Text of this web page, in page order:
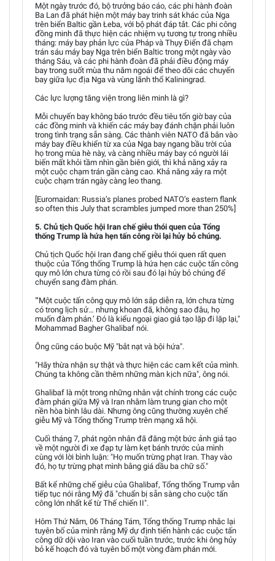
Một ngày trước đó, bộ trưởng báo cáo, các phi hành đoàn
Ba Lan đã phát hiện một máy bay trinh sát khác của Nga
trên biển Baltic gần Łeba, với bộ phát đáp tắt. Các phi công
đồng minh đã thực hiện các nhiệm vụ tương tự trong nhiều
tháng: máy bay phản lực của Pháp và Thụy Điển đã chạm
trán sáu máy bay Nga trên biển Baltic trong một ngày vào
tháng Sáu, và các phi hành đoàn đã phải điều động máy
bay trong suốt mùa thu năm ngoái để theo dõi các chuyến
bay giữa lục địa Nga và vùng lãnh thổ Kaliningrad.
Các lực lượng tăng viện trong liên minh là gì?
Mỗi chuyến bay không báo trước đều tiêu tốn giờ bay của
các đồng minh và khiến các máy bay đánh chặn phải luôn
trong tình trạng sẵn sàng. Các thành viên NATO đã bắn vào
máy bay điều khiển từ xa của Nga bay ngang bầu trời của
họ trong mùa hè này, và càng nhiều máy bay có người lái
biến mất khỏi tầm nhìn gần biên giới, thì khả năng xảy ra
một cuộc chạm trán gần càng cao. Khả năng xảy ra một
cuộc chạm trán ngày càng leo thang.
[Euromaidan: Russia’s planes probed NATO’s eastern flank
so often this July that scrambles jumped more than 250%]
5. Chủ tịch Quốc hội Iran chế giễu thói quen của Tổng
thống Trump là hứa hẹn tấn công rồi lại hủy bỏ chúng.
Chủ tịch Quốc hội Iran đang chế giễu thói quen rất quen
thuộc của Tổng thống Trump là hứa hẹn các cuộc tấn công
quy mô lớn chưa từng có rồi sau đó lại hủy bỏ chúng để
chuyển sang đàm phán.
"‘Một cuộc tấn công quy mô lớn sắp diễn ra, lớn chưa từng
có trong lịch sử… nhưng khoan đã, không sao đâu, họ
muốn đàm phán.’ Đó là kiểu ngoại giao giả tạo lặp đi lặp lại,"
Mohammad Bagher Ghalibaf nói.
Ông cũng cáo buộc Mỹ "bắt nạt và bội hứa".
"Hãy thừa nhận sự thật và thực hiện các cam kết của mình.
Chúng ta không cần thêm những màn kịch nữa", ông nói.
Ghalibaf là một trong những nhân vật chính trong các cuộc
đàm phán giữa Mỹ và Iran nhằm làm trung gian cho một
nền hòa bình lâu dài. Nhưng ông cũng thường xuyên chế
giễu Mỹ và Tổng thống Trump trên mạng xã hội.
Cuối tháng 7, phát ngôn nhân đã đăng một bức ảnh giả tạo
về một người đi xe đạp tự làm kẹt bánh trước của mình
cùng với lời bình luận: "Họ muốn trừng phạt Iran. Thay vào
đó, họ tự trừng phạt mình bằng giá dầu ba chữ số."
Bất kể những chế giễu của Ghalibaf, Tổng thống Trump vẫn
tiếp tục nói rằng Mỹ đã "chuẩn bị sẵn sàng cho cuộc tấn
công lớn nhất kể từ Thế chiến II".
Hôm Thứ Năm, 06 Tháng Tám, Tổng thống Trump nhắc lại
tuyên bố của mình rằng Mỹ dự định tiến hành các cuộc tấn
công dữ dội vào Iran vào cuối tuần trước, trước khi ông hủy
bỏ kế hoạch đó và tuyên bố một vòng đàm phán mới.